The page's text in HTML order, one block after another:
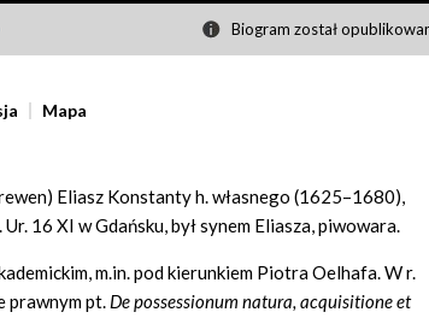
Biogram został
Mapa
Eliasz Konstanty h. własnego (1625–1680),
16 XI w Gdańsku, był synem Eliasza, piwowara.
m.in. pod kierunkiem Piotra Oelhafa. W r.
prawnym pt. De possessionum natura, acquisitione et